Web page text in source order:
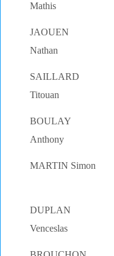
Mathis
JAOUEN
Nathan
SAILLARD
Titouan
BOULAY
Anthony
MARTIN Simon
DUPLAN
Venceslas